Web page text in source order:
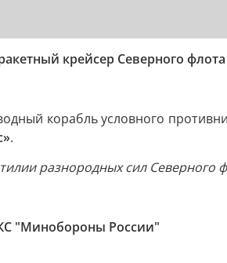
крейсер Северного
корабль условного
.
разнородных сил Северного
"Минобороны России"